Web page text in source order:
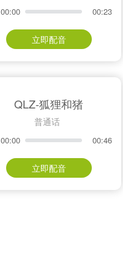
00:00 00:23
立即配音
QLZ-狐狸和猪
普通话
00:00 00:46
立即配音